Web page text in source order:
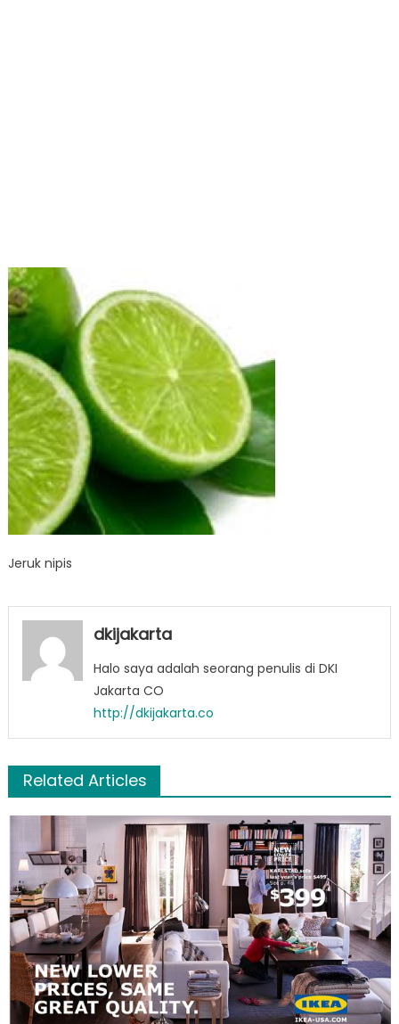
Jeruk nipis
dkijakarta
Halo saya adalah seorang penulis di DKI
Jakarta CO
http://dkijakarta.co
Related Articles